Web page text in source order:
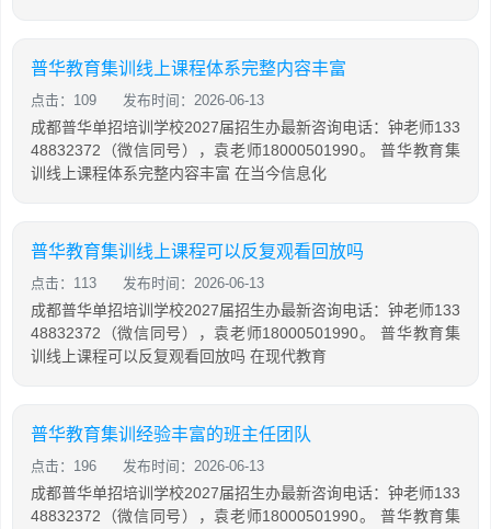
普华教育集训线上课程体系完整内容丰富
点击：109 发布时间：2026-06-13
成都普华单招培训学校2027届招生办最新咨询电话：钟老师133
48832372（微信同号），袁老师18000501990。 普华教育集
训线上课程体系完整内容丰富 在当今信息化
普华教育集训线上课程可以反复观看回放吗
点击：113 发布时间：2026-06-13
成都普华单招培训学校2027届招生办最新咨询电话：钟老师133
48832372（微信同号），袁老师18000501990。 普华教育集
训线上课程可以反复观看回放吗 在现代教育
普华教育集训经验丰富的班主任团队
点击：196 发布时间：2026-06-13
成都普华单招培训学校2027届招生办最新咨询电话：钟老师133
48832372（微信同号），袁老师18000501990。 普华教育集